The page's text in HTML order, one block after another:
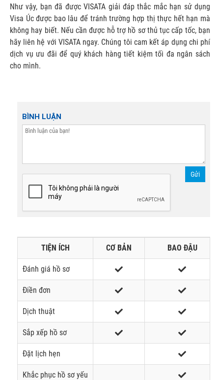
Như vậy, bạn đã được VISATA giải đáp thắc mắc hạn sử dụng
Visa Úc được bao lâu để tránh trường hợp thị thực hết hạn mà
không hay biết. Nếu cần được hỗ trợ hồ sơ thủ tục cấp tốc, bạn
hãy liên hệ với VISATA ngay. Chúng tôi cam kết áp dụng chi phí
dịch vụ ưu đãi để quý khách hàng tiết kiệm tối đa ngân sách
cho mình.
BÌNH LUẬN
Gửi
TIỆN ÍCH CƠ BẢN BAO ĐẬU
Đánh giá hồ sơ
Điền đơn
Dịch thuật
Sắp xếp hồ sơ
Đặt lịch hẹn
Khắc phục hồ sơ yếu